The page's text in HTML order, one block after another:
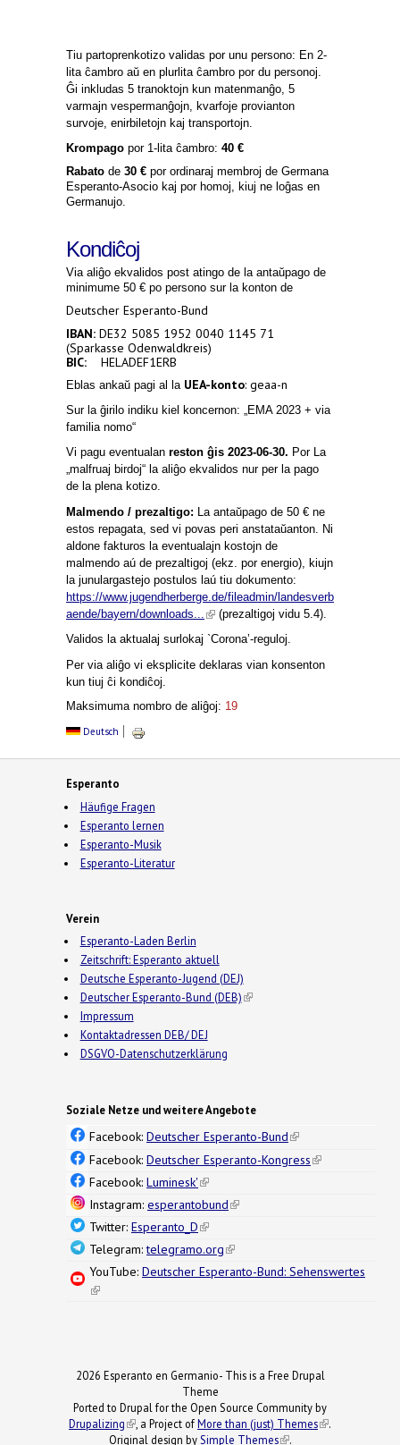
Tiu partoprenkotizo validas por unu persono: En 2-
lita ĉambro aŭ en plurlita ĉambro por du personoj.
Ĝi inkludas 5 tranoktojn kun matenmanĝo, 5
varmajn vespermanĝojn, kvarfoje provianton
survoje, enirbiletojn kaj transportojn.
Krompago por 1-lita ĉambro: 40 €
Rabato de 30 € por ordinaraj membroj de Germana
Esperanto-Asocio kaj por homoj, kiuj ne loĝas en
Germanujo.
Kondiĉoj
Via aliĝo ekvalidos post atingo de la antaŭpago de
minimume 50 € po persono sur la konton de
Deutscher Esperanto-Bund
IBAN: DE32 5085 1952 0040 1145 71
(Sparkasse Odenwaldkreis)
BIC: HELADEF1ERB
Eblas ankaŭ pagi al laUEA-konto: geaa-n
Sur la ĝirilo indiku kiel koncernon: „EMA 2023 + via
familia nomo“
Vi pagu eventualan reston ĝis 2023-06-30. Por La
„malfruaj birdoj“ la aliĝo ekvalidos nur per la pago
de la plena kotizo.
Malmendo / prezaltigo: La antaŭpago de 50 € ne
estos repagata, sed vi povas peri anstataŭanton. Ni
aldone fakturos la eventualajn kostojn de
malmendo aú de prezaltigoj (ekz. por energio), kiujn
la junulargastejo postulos laú tiu dokumento:
https://www.jugendherberge.de/fileadmin/landesverb
aende/bayern/downloads...
(link is external)
(prezaltigoj vidu 5.4).
Validos la aktualaj surlokaj `Corona’-reguloj.
Per via aliĝo vi eksplicite deklaras vian konsenton
kun tiuj ĉi kondiĉoj.
Maksimuma nombro de aliĝoj: 19
Deutsch
Esperanto
Häufige Fragen
Esperanto lernen
Esperanto-Musik
Esperanto-Literatur
Verein
Esperanto-Laden Berlin
Zeitschrift: Esperanto aktuell
Deutsche Esperanto-Jugend (DEJ)
Deutscher Esperanto-Bund (DEB)(link is external)
Impressum
Kontaktadressen DEB/ DEJ
DSGVO-Datenschutzerklärung
Soziale Netze und weitere Angebote
Facebook: Deutscher Esperanto-Bund(link is
external)
Facebook: Deutscher Esperanto-Kongress(link is
Facebook: Luminesk'(link is external)
Instagram: esperantobund(link is external)
Twitter: Esperanto_D(link is external)
Telegram:telegramo.org(link is external)
YouTube: Deutscher Esperanto-Bund: Sehenswertes
(link is external)
2026 Esperanto en Germanio- This is a Free Drupal
Theme
Ported to Drupal for the Open Source Community by
Drupalizing(link is external)
, a Project ofMore than (just) Themes (link is
.
Original design by Simple Themes
(link is
.